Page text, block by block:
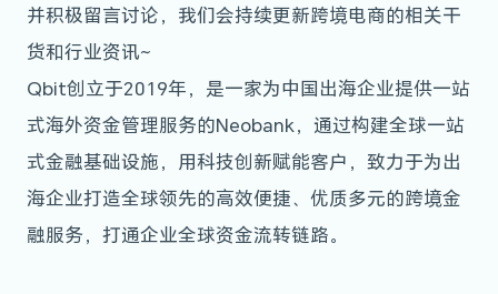
并积极留言讨论，我们会持续更新跨境电商的相关干
货和行业资讯~
Qbit创立于2019年，是一家为中国出海企业提供一站
式海外资金管理服务的Neobank，通过构建全球一站
式金融基础设施，用科技创新赋能客户，致力于为出
海企业打造全球领先的高效便捷、优质多元的跨境金
融服务，打通企业全球资金流转链路。